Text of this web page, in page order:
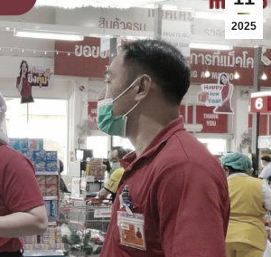
2025